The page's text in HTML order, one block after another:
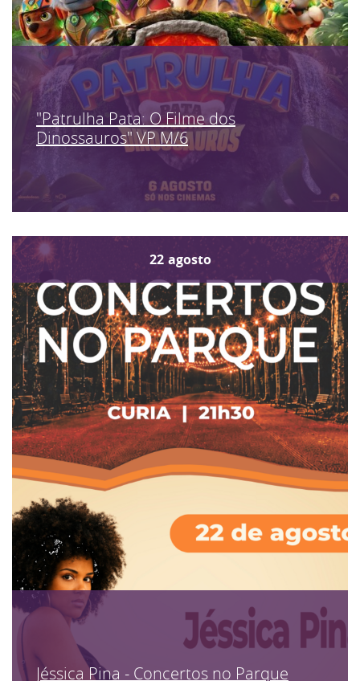
"Patrulha Pata: O Filme dos
Dinossauros" VP M/6
22 agosto
Jéssica Pina - Concertos no Parque